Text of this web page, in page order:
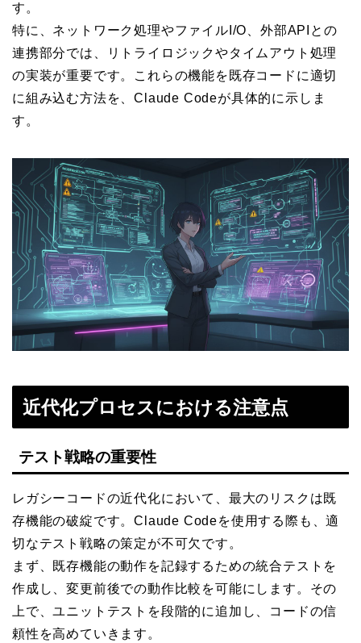
す。
特に、ネットワーク処理やファイルI/O、外部APIとの
連携部分では、リトライロジックやタイムアウト処理
の実装が重要です。これらの機能を既存コードに適切
に組み込む方法を、Claude Codeが具体的に示しま
す。
近代化プロセスにおける注意点
テスト戦略の重要性
レガシーコードの近代化において、最大のリスクは既
存機能の破綻です。Claude Codeを使用する際も、適
切なテスト戦略の策定が不可欠です。
まず、既存機能の動作を記録するための統合テストを
作成し、変更前後での動作比較を可能にします。その
上で、ユニットテストを段階的に追加し、コードの信
頼性を高めていきます。